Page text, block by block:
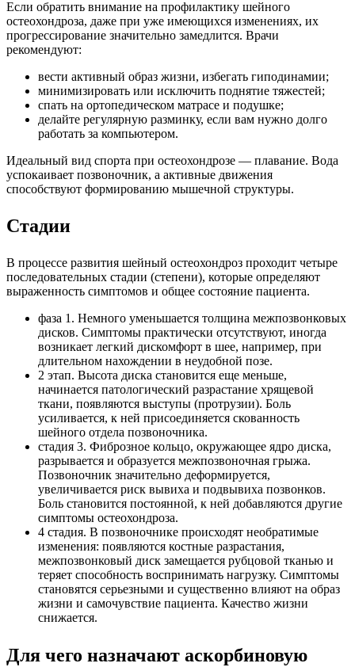
Если обратить внимание на профилактику шейного
остеохондроза, даже при уже имеющихся изменениях, их
прогрессирование значительно замедлится. Врачи
рекомендуют:
вести активный образ жизни, избегать гиподинамии;
минимизировать или исключить поднятие тяжестей;
спать на ортопедическом матрасе и подушке;
делайте регулярную разминку, если вам нужно долго
работать за компьютером.
Идеальный вид спорта при остеохондрозе — плавание. Вода
успокаивает позвоночник, а активные движения
способствуют формированию мышечной структуры.
Стадии
В процессе развития шейный остеохондроз проходит четыре
последовательных стадии (степени), которые определяют
выраженность симптомов и общее состояние пациента.
фаза 1. Немного уменьшается толщина межпозвонковых
дисков. Симптомы практически отсутствуют, иногда
возникает легкий дискомфорт в шее, например, при
длительном нахождении в неудобной позе.
2 этап. Высота диска становится еще меньше,
начинается патологический разрастание хрящевой
ткани, появляются выступы (протрузии). Боль
усиливается, к ней присоединяется скованность
шейного отдела позвоночника.
стадия 3. Фиброзное кольцо, окружающее ядро ​​диска,
разрывается и образуется межпозвоночная грыжа.
Позвоночник значительно деформируется,
увеличивается риск вывиха и подвывиха позвонков.
Боль становится постоянной, к ней добавляются другие
симптомы остеохондроза.
4 стадия. В позвоночнике происходят необратимые
изменения: появляются костные разрастания,
межпозвонковый диск замещается рубцовой тканью и
теряет способность воспринимать нагрузку. Симптомы
становятся серьезными и существенно влияют на образ
жизни и самочувствие пациента. Качество жизни
снижается.
Для чего назначают аскорбиновую